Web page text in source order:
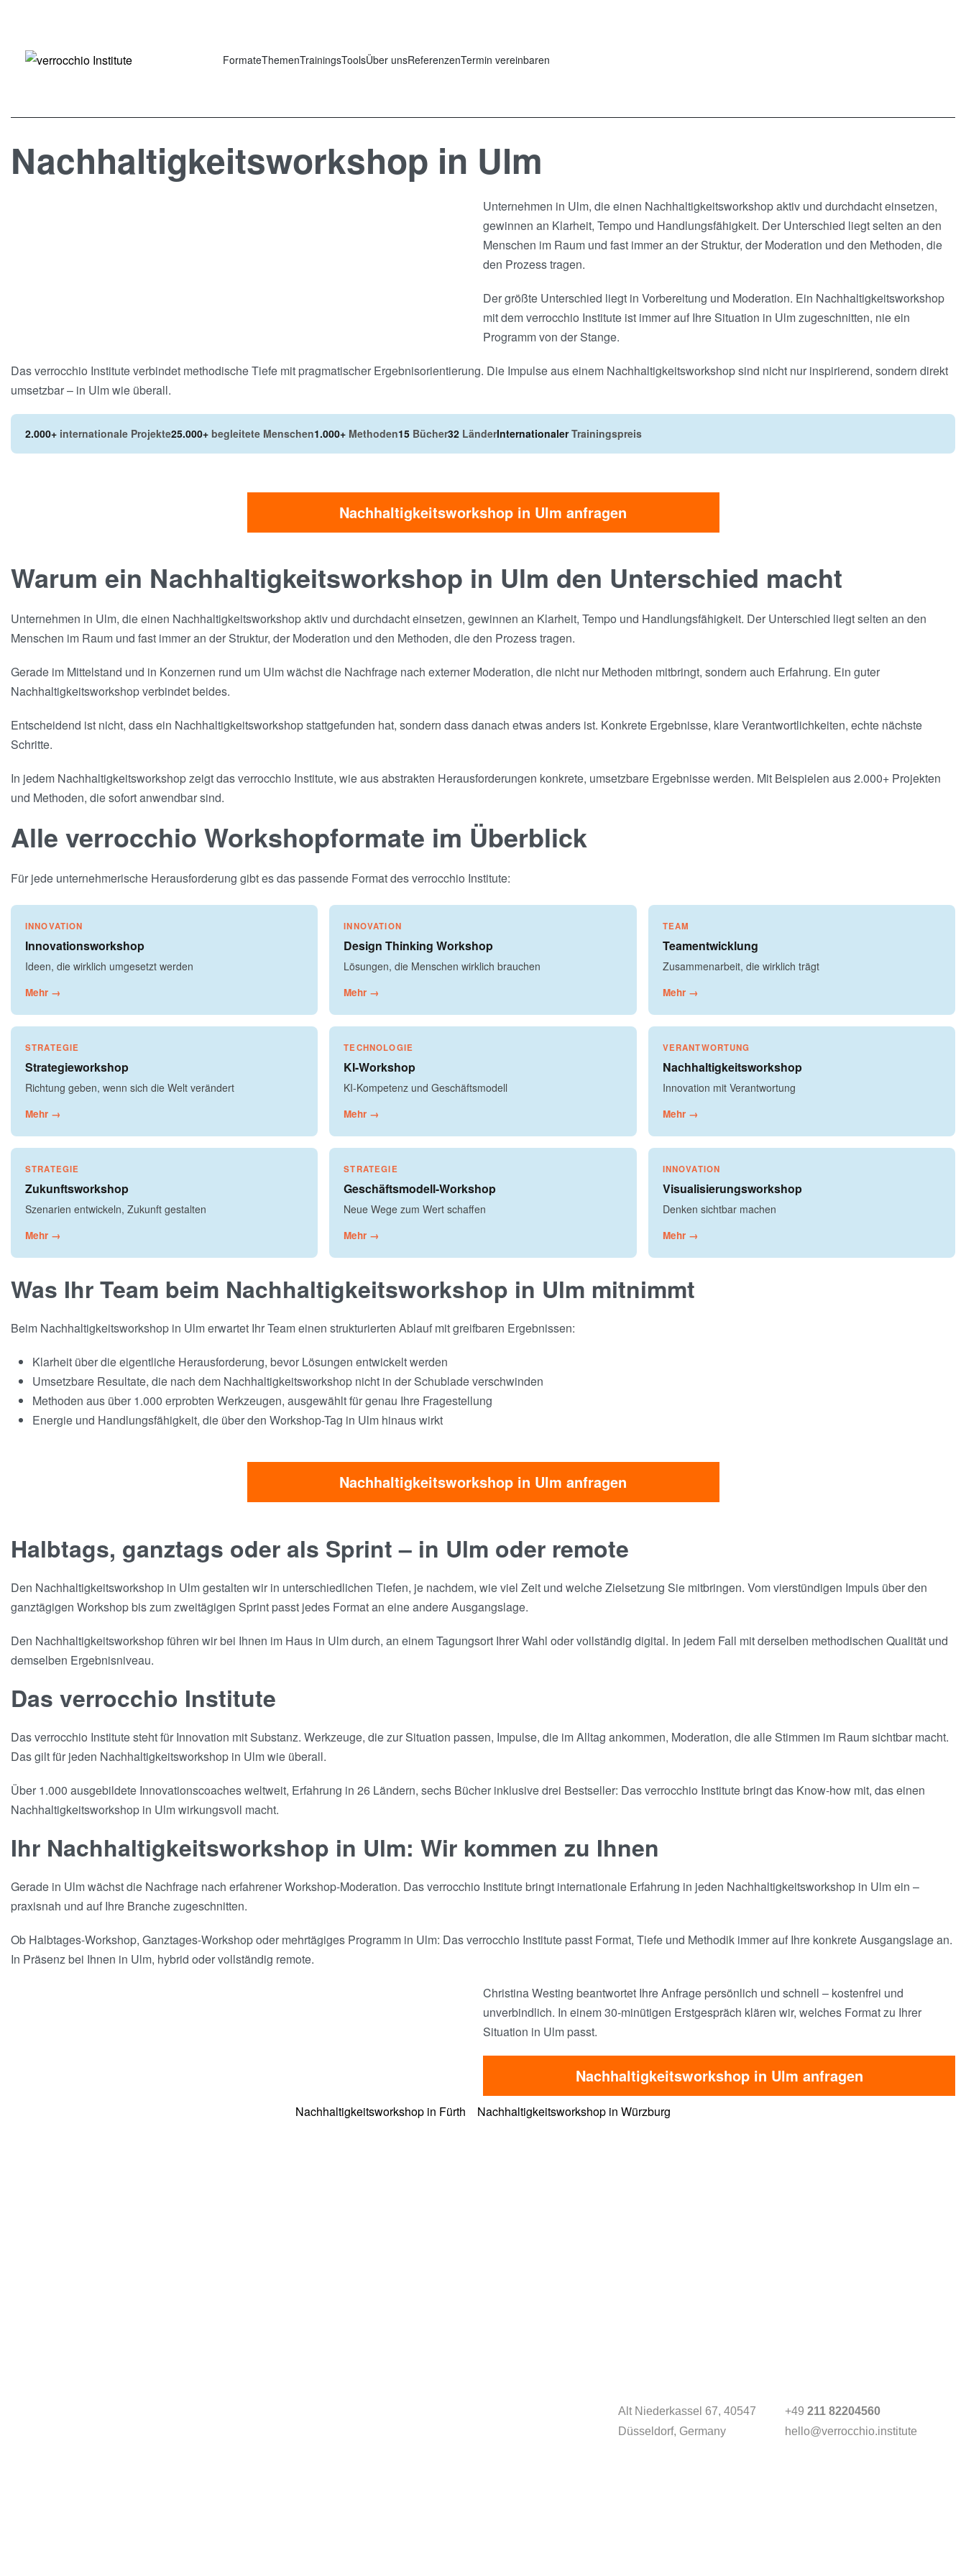
FormateThemenTrainingsToolsÜber unsReferenzenTermin vereinbaren
Nachhaltigkeitsworkshop in Ulm
Unternehmen in Ulm, die einen Nachhaltigkeitsworkshop aktiv und durchdacht einsetzen,
gewinnen an Klarheit, Tempo und Handlungsfähigkeit. Der Unterschied liegt selten an den
Menschen im Raum und fast immer an der Struktur, der Moderation und den Methoden, die
den Prozess tragen.
Der größte Unterschied liegt in Vorbereitung und Moderation. Ein Nachhaltigkeitsworkshop
mit dem verrocchio Institute ist immer auf Ihre Situation in Ulm zugeschnitten, nie ein
Programm von der Stange.
Das verrocchio Institute verbindet methodische Tiefe mit pragmatischer Ergebnisorientierung. Die Impulse aus einem Nachhaltigkeitsworkshop sind nicht nur inspirierend, sondern direkt
umsetzbar – in Ulm wie überall.
2.000+ internationale Projekte25.000+ begleitete Menschen1.000+ Methoden15 Bücher32 LänderInternationalerTrainingspreis
Nachhaltigkeitsworkshop in Ulm anfragen
Warum ein Nachhaltigkeitsworkshop in Ulm den Unterschied macht
Unternehmen in Ulm, die einen Nachhaltigkeitsworkshop aktiv und durchdacht einsetzen, gewinnen an Klarheit, Tempo und Handlungsfähigkeit. Der Unterschied liegt selten an den
Menschen im Raum und fast immer an der Struktur, der Moderation und den Methoden, die den Prozess tragen.
Gerade im Mittelstand und in Konzernen rund um Ulm wächst die Nachfrage nach externer Moderation, die nicht nur Methoden mitbringt, sondern auch Erfahrung. Ein guter
Nachhaltigkeitsworkshop verbindet beides.
Entscheidend ist nicht, dass ein Nachhaltigkeitsworkshop stattgefunden hat, sondern dass danach etwas anders ist. Konkrete Ergebnisse, klare Verantwortlichkeiten, echte nächste
Schritte.
In jedem Nachhaltigkeitsworkshop zeigt das verrocchio Institute, wie aus abstrakten Herausforderungen konkrete, umsetzbare Ergebnisse werden. Mit Beispielen aus 2.000+ Projekten
und Methoden, die sofort anwendbar sind.
Alle verrocchio Workshopformate im Überblick
Für jede unternehmerische Herausforderung gibt es das passende Format des verrocchio Institute:
INNOVATION
Innovationsworkshop
Ideen, die wirklich umgesetzt werden
Mehr →
INNOVATION
Design Thinking Workshop
Lösungen, die Menschen wirklich brauchen
Mehr →
TEAM
Teamentwicklung
Zusammenarbeit, die wirklich trägt
Mehr →
STRATEGIE
Strategieworkshop
Richtung geben, wenn sich die Welt verändert
Mehr →
TECHNOLOGIE
KI-Workshop
KI-Kompetenz und Geschäftsmodell
Mehr →
VERANTWORTUNG
Nachhaltigkeitsworkshop
Innovation mit Verantwortung
Mehr →
STRATEGIE
Zukunftsworkshop
Szenarien entwickeln, Zukunft gestalten
Mehr →
STRATEGIE
Geschäftsmodell-Workshop
Neue Wege zum Wert schaffen
Mehr →
INNOVATION
Visualisierungsworkshop
Denken sichtbar machen
Mehr →
Was Ihr Team beim Nachhaltigkeitsworkshop in Ulm mitnimmt
Beim Nachhaltigkeitsworkshop in Ulm erwartet Ihr Team einen strukturierten Ablauf mit greifbaren Ergebnissen:
Klarheit über die eigentliche Herausforderung, bevor Lösungen entwickelt werden
Umsetzbare Resultate, die nach dem Nachhaltigkeitsworkshop nicht in der Schublade verschwinden
Methoden aus über 1.000 erprobten Werkzeugen, ausgewählt für genau Ihre Fragestellung
Energie und Handlungsfähigkeit, die über den Workshop-Tag in Ulm hinaus wirkt
Nachhaltigkeitsworkshop in Ulm anfragen
Halbtags, ganztags oder als Sprint – in Ulm oder remote
Den Nachhaltigkeitsworkshop in Ulm gestalten wir in unterschiedlichen Tiefen, je nachdem, wie viel Zeit und welche Zielsetzung Sie mitbringen. Vom vierstündigen Impuls über den
ganztägigen Workshop bis zum zweitägigen Sprint passt jedes Format an eine andere Ausgangslage.
Den Nachhaltigkeitsworkshop führen wir bei Ihnen im Haus in Ulm durch, an einem Tagungsort Ihrer Wahl oder vollständig digital. In jedem Fall mit derselben methodischen Qualität und
demselben Ergebnisniveau.
Das verrocchio Institute
Das verrocchio Institute steht für Innovation mit Substanz. Werkzeuge, die zur Situation passen, Impulse, die im Alltag ankommen, Moderation, die alle Stimmen im Raum sichtbar macht.
Das gilt für jeden Nachhaltigkeitsworkshop in Ulm wie überall.
Über 1.000 ausgebildete Innovationscoaches weltweit, Erfahrung in 26 Ländern, sechs Bücher inklusive drei Bestseller: Das verrocchio Institute bringt das Know-how mit, das einen
Nachhaltigkeitsworkshop in Ulm wirkungsvoll macht.
Ihr Nachhaltigkeitsworkshop in Ulm: Wir kommen zu Ihnen
Gerade in Ulm wächst die Nachfrage nach erfahrener Workshop-Moderation. Das verrocchio Institute bringt internationale Erfahrung in jeden Nachhaltigkeitsworkshop in Ulm ein –
praxisnah und auf Ihre Branche zugeschnitten.
Ob Halbtages-Workshop, Ganztages-Workshop oder mehrtägiges Programm in Ulm: Das verrocchio Institute passt Format, Tiefe und Methodik immer auf Ihre konkrete Ausgangslage an.
In Präsenz bei Ihnen in Ulm, hybrid oder vollständig remote.
Christina Westing beantwortet Ihre Anfrage persönlich und schnell – kostenfrei und
unverbindlich. In einem 30-minütigen Erstgespräch klären wir, welches Format zu Ihrer
Situation in Ulm passt.
Nachhaltigkeitsworkshop in Ulm anfragen
Nachhaltigkeitsworkshop in Fürth Nachhaltigkeitsworkshop in Würzburg
Alt Niederkassel 67, 40547
Düsseldorf, Germany
+49211 82204560
hello@verrocchio.institute